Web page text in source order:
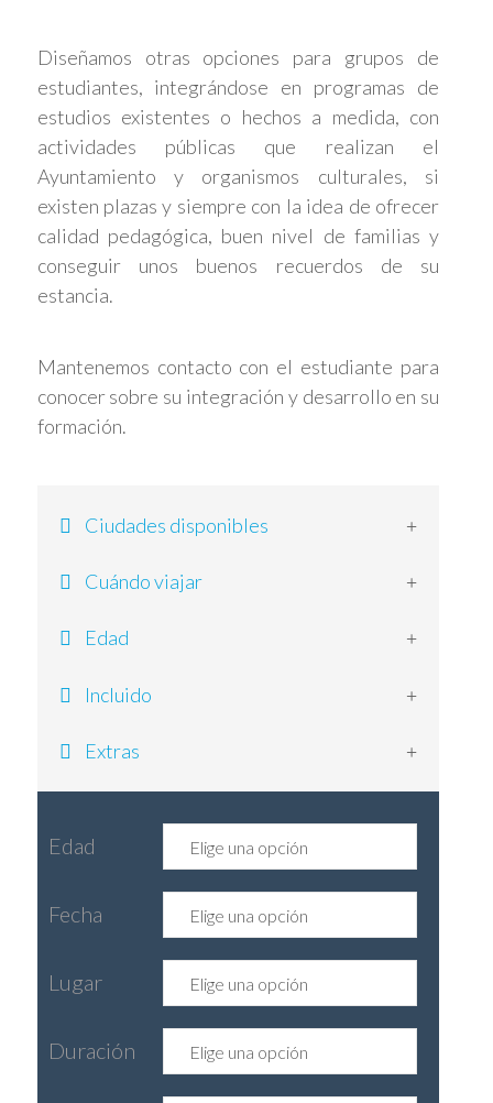
Diseñamos otras opciones para grupos de
estudiantes, integrándose en programas de
estudios existentes o hechos a medida, con
actividades públicas que realizan el
Ayuntamiento y organismos culturales, si
existen plazas y siempre con la idea de ofrecer
calidad pedagógica, buen nivel de familias y
conseguir unos buenos recuerdos de su
estancia.
Mantenemos contacto con el estudiante para
conocer sobre su integración y desarrollo en su
formación.
Ciudades disponibles
Cuándo viajar
Edad
Incluido
Extras
Edad
Fecha
Lugar
Duración